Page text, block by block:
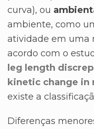
curva), ou
ambiente, como
atividade em uma
acordo com o
leg length
kinetic change in
existe a
Diferenças